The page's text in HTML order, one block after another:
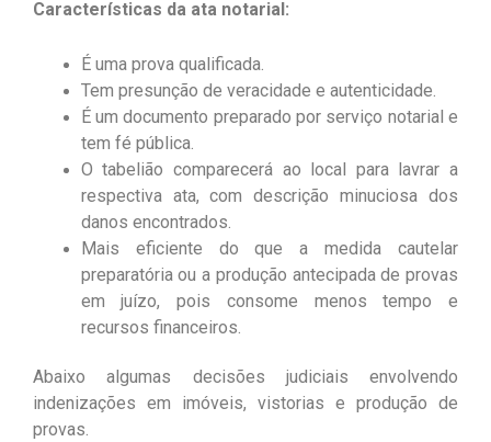
Características da ata notarial:
É uma prova qualificada.
Tem presunção de veracidade e autenticidade.
É um documento preparado por serviço notarial e
tem fé pública.
O tabelião comparecerá ao local para lavrar a
respectiva ata, com descrição minuciosa dos
danos encontrados.
Mais eficiente do que a medida cautelar
preparatória ou a produção antecipada de provas
em juízo, pois consome menos tempo e
recursos financeiros.
Abaixo algumas decisões judiciais envolvendo
indenizações em imóveis, vistorias e produção de
provas.